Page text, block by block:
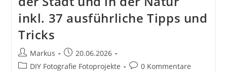
inkl. 37 ausführliche Tipps und
Tricks
Beitrags-
Autor:
Markus
Beitrag
veröffentlicht:
20.06.2026
Beitrags-
DIY Fotografie Fotoprojekte
Beitrags-
0 Kommentare